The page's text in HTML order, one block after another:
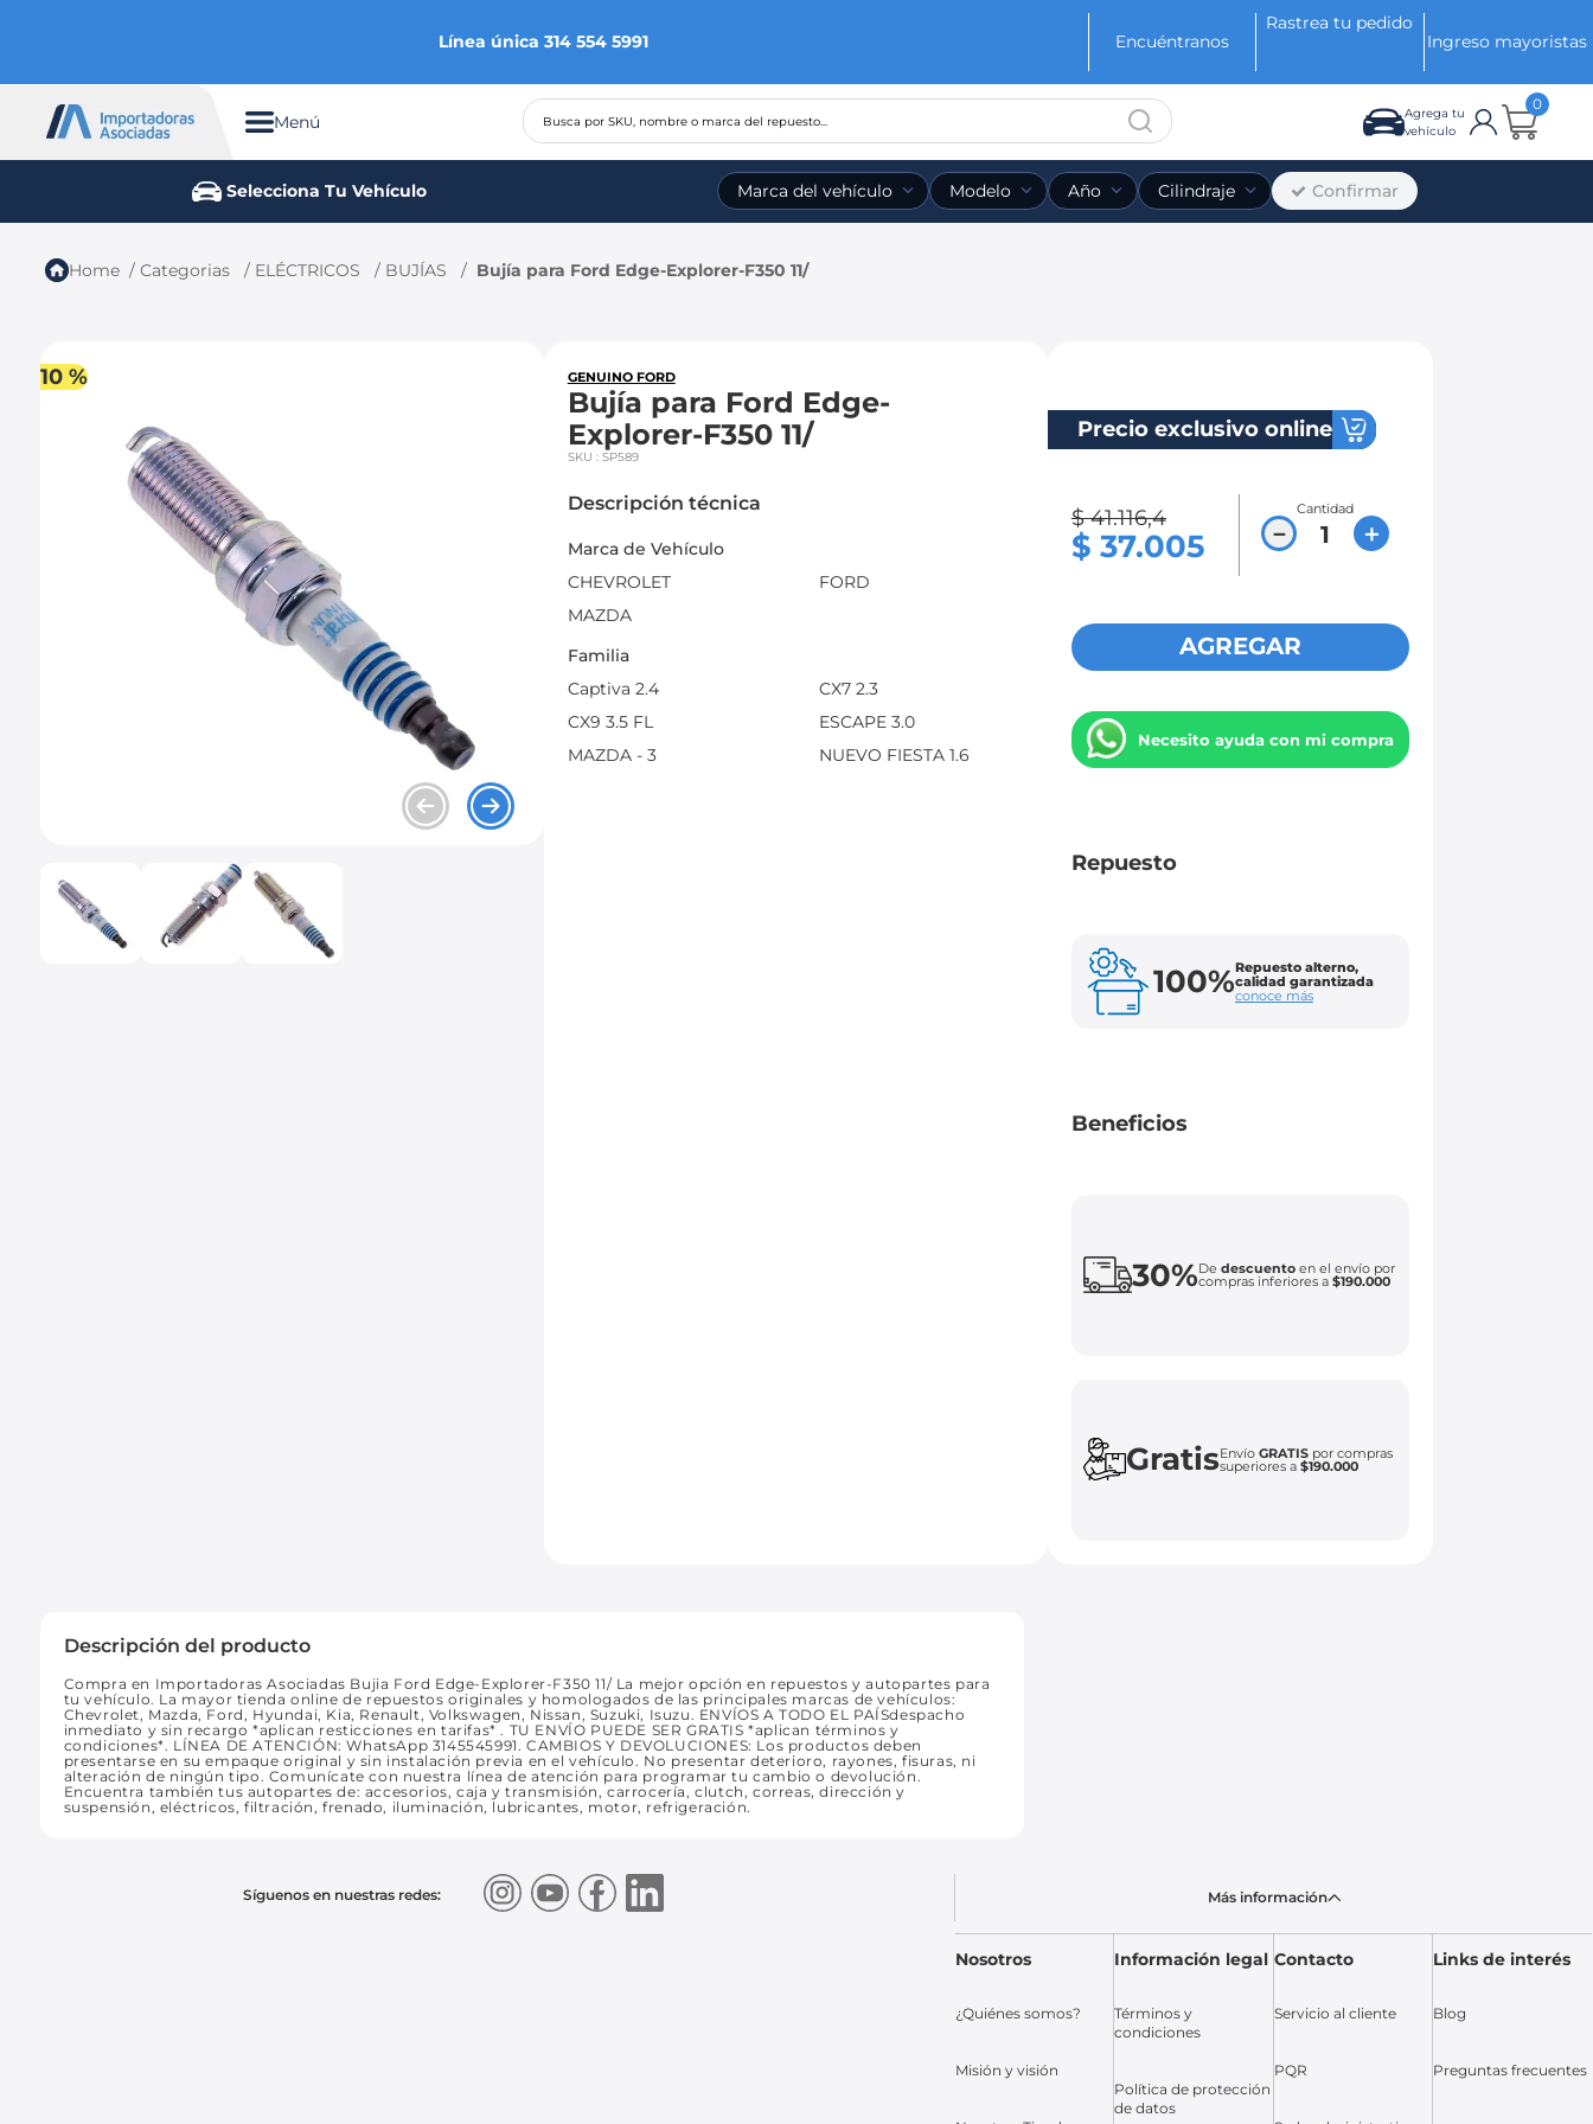
Línea única 314 554 5991 Encuéntranos
Rastrea tu pedido
Ingreso mayoristas
Menú
Busca por SKU, nombre o marca del repuesto...
Agrega tu
vehículo
0
Selecciona Tu Vehículo Marca del vehículo Modelo Año Cilindraje Confirmar
Categorias ELÉCTRICOS BUJÍAS Bujía para Ford Edge-Explorer-F350 11/
10 % GENUINO FORD
Bujía para Ford Edge-
Explorer-F350 11/
SKU : SP589
Descripción técnica
Marca de Vehículo
CHEVROLET
FORD
MAZDA
Familia
Captiva 2.4
CX7 2.3
CX9 3.5 FL
ESCAPE 3.0
MAZDA - 3
NUEVO FIESTA 1.6
Precio exclusivo online
$ 41.116,4
$ 37.005
Cantidad
＋
－
AGREGAR
Necesito ayuda con mi compra
Repuesto
100%Repuesto alterno,
calidad garantizada
conoce más
Beneficios
30%De descuentoen el envío por
compras inferiores a $190.000
GratisEnvío GRATISpor compras
superiores a $190.000
Descripción del producto
Compra en Importadoras Asociadas Bujia Ford Edge-Explorer-F350 11/ La mejor opción en repuestos y autopartes para
tu vehículo. La mayor tienda online de repuestos originales y homologados de las principales marcas de vehículos:
Chevrolet, Mazda, Ford, Hyundai, Kia, Renault, Volkswagen, Nissan, Suzuki, Isuzu. ENVÍOS A TODO EL PAÍSdespacho
inmediato y sin recargo *aplican resticciones en tarifas* . TU ENVÍO PUEDE SER GRATIS *aplican términos y
condiciones*. LÍNEA DE ATENCIÓN: WhatsApp 3145545991. CAMBIOS Y DEVOLUCIONES: Los productos deben
presentarse en su empaque original y sin instalación previa en el vehículo. No presentar deterioro, rayones, fisuras, ni
alteración de ningún tipo. Comunícate con nuestra línea de atención para programar tu cambio o devolución.
Encuentra también tus autopartes de: accesorios, caja y transmisión, carrocería, clutch, correas, dirección y
suspensión, eléctricos, filtración, frenado, iluminación, lubricantes, motor, refrigeración.
Síguenos en nuestras redes: Más información
Nosotros
¿Quiénes somos?
Misión y visión
Información legal
Términos y
condiciones
Política de protección
de datos
Contacto
Servicio al cliente
PQR
Links de interés
Blog
Preguntas frecuentes
TÉRMINOS MÁS BUSCADOS
chevrolet
spark gt
sail
chevrolet sail
chevrolet spark gt